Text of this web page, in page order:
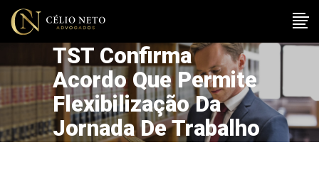
TST Confirma
Acordo Que Permite
Flexibilização Da
Jornada De Trabalho